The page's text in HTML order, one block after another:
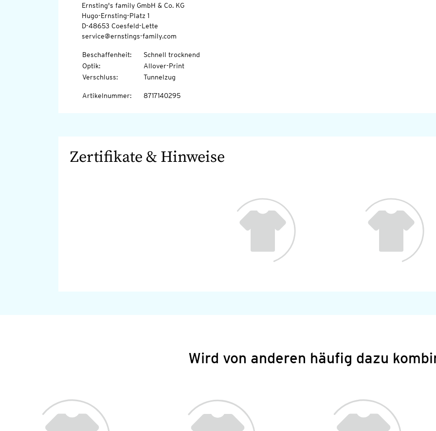
Ernsting's family GmbH & Co. KG
Hugo-Ernsting-Platz 1
D-48653 Coesfeld-Lette
service@ernstings-family.com
Beschaffenheit:
Schnell trocknend
Optik:
Allover-Print
Verschluss: Tunnelzug
Artikelnummer: 8717140295
Zertifikate & Hinweise
Wird von anderen häufig dazu